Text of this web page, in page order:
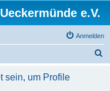
e.V.
Anmelden
sein, um Profile